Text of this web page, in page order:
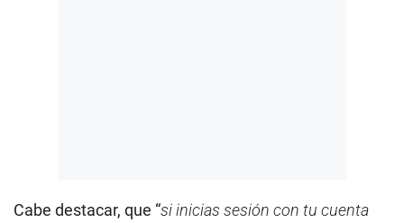
Cabe destacar, que “si inicias sesión con tu cuenta